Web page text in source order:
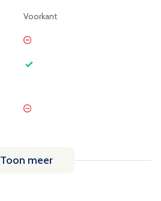
Voorkant
Toon meer